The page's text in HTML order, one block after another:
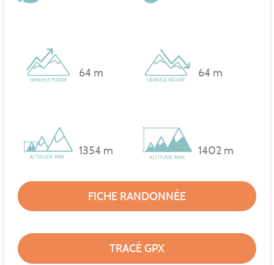
64 m 64 m
1354 m 1402 m
FICHE RANDONNÉE
TRACÉ GPX